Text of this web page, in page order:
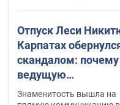
Отпуск Леси
Карпатах
скандалом: почему
ведущую
несправедливо
Знаменитость вышла на